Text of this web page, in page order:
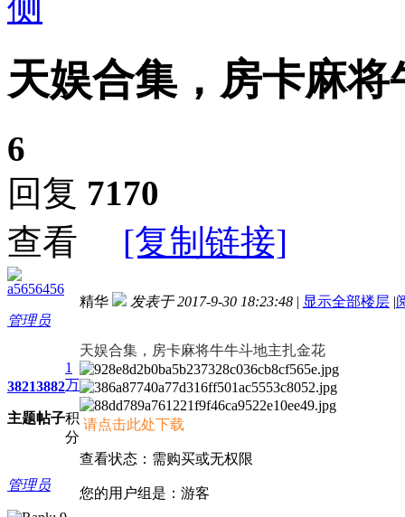
天娱合集，房卡麻
6
回复 7170
查看
[复制链接]
a5656456
管理员
3821
主题
3882
帖子
1
万
积
分
管理员
精华 发表于 2017-9-30 18:23:48 | 显示全部楼层 |
天娱合集，房卡麻将牛牛斗地主扎金花
请点击此处下载
查看状态：需购买或无权限
您的用户组是：游客